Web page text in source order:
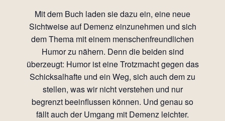
Mit dem Buch laden sie dazu ein, eine neue
Sichtweise auf Demenz einzunehmen und sich
dem Thema mit einem menschenfreundlichen
Humor zu nähern. Denn die beiden sind
überzeugt: Humor ist eine Trotzmacht gegen das
Schicksalhafte und ein Weg, sich auch dem zu
stellen, was wir nicht verstehen und nur
begrenzt beeinflussen können. Und genau so
fällt auch der Umgang mit Demenz leichter.